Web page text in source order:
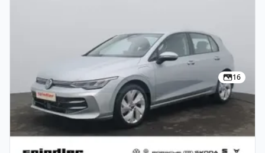
16
Gewerbe
Volkswagen Golf Life eHybrid 266PS DSG